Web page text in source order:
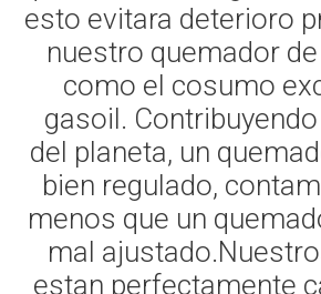
esto evitara deterioro
nuestro quemador
como el cosumo
gasoil.
del planeta, un
bien regulado,
menos que un
mal
estan perfectamente